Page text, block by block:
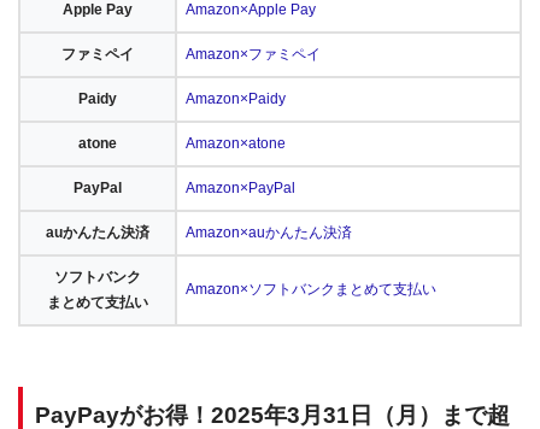
Apple Pay Amazon×Apple Pay
ファミペイ Amazon×ファミペイ
Paidy Amazon×Paidy
atone Amazon×atone
PayPal Amazon×PayPal
auかんたん決済 Amazon×auかんたん決済
ソフトバンク
まとめて支払い
Amazon×ソフトバンクまとめて支払い
PayPayがお得！2025年3月31日（月）まで超